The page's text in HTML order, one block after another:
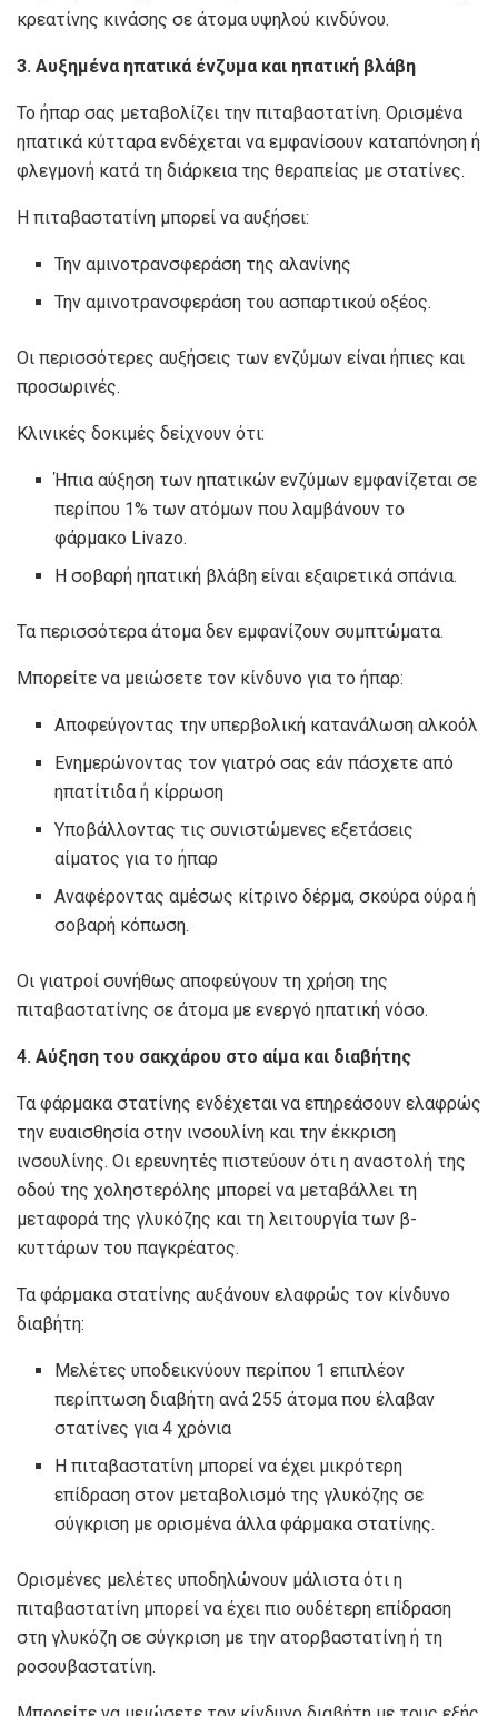
κρεατίνης κινάσης σε άτομα υψηλού κινδύνου.
3. Αυξημένα ηπατικά ένζυμα και ηπατική βλάβη
Το ήπαρ σας μεταβολίζει την πιταβαστατίνη. Ορισμένα
ηπατικά κύτταρα ενδέχεται να εμφανίσουν καταπόνηση ή
φλεγμονή κατά τη διάρκεια της θεραπείας με στατίνες.
Η πιταβαστατίνη μπορεί να αυξήσει:
Την αμινοτρανσφεράση της αλανίνης
Την αμινοτρανσφεράση του ασπαρτικού οξέος.
Οι περισσότερες αυξήσεις των ενζύμων είναι ήπιες και
προσωρινές.
Κλινικές δοκιμές δείχνουν ότι:
Ήπια αύξηση των ηπατικών ενζύμων εμφανίζεται σε
περίπου 1% των ατόμων που λαμβάνουν το
φάρμακο Livazo.
Η σοβαρή ηπατική βλάβη είναι εξαιρετικά σπάνια.
Τα περισσότερα άτομα δεν εμφανίζουν συμπτώματα.
Μπορείτε να μειώσετε τον κίνδυνο για το ήπαρ:
Αποφεύγοντας την υπερβολική κατανάλωση αλκοόλ
Ενημερώνοντας τον γιατρό σας εάν πάσχετε από
ηπατίτιδα ή κίρρωση
Υποβάλλοντας τις συνιστώμενες εξετάσεις
αίματος για το ήπαρ
Αναφέροντας αμέσως κίτρινο δέρμα, σκούρα ούρα ή
σοβαρή κόπωση.
Οι γιατροί συνήθως αποφεύγουν τη χρήση της
πιταβαστατίνης σε άτομα με ενεργό ηπατική νόσο.
4. Αύξηση του σακχάρου στο αίμα και διαβήτης
Τα φάρμακα στατίνης ενδέχεται να επηρεάσουν ελαφρώς
την ευαισθησία στην ινσουλίνη και την έκκριση
ινσουλίνης. Οι ερευνητές πιστεύουν ότι η αναστολή της
οδού της χοληστερόλης μπορεί να μεταβάλλει τη
μεταφορά της γλυκόζης και τη λειτουργία των β-
κυττάρων του παγκρέατος.
Τα φάρμακα στατίνης αυξάνουν ελαφρώς τον κίνδυνο
διαβήτη:
Μελέτες υποδεικνύουν περίπου 1 επιπλέον
περίπτωση διαβήτη ανά 255 άτομα που έλαβαν
στατίνες για 4 χρόνια
Η πιταβαστατίνη μπορεί να έχει μικρότερη
επίδραση στον μεταβολισμό της γλυκόζης σε
σύγκριση με ορισμένα άλλα φάρμακα στατίνης.
Ορισμένες μελέτες υποδηλώνουν μάλιστα ότι η
πιταβαστατίνη μπορεί να έχει πιο ουδέτερη επίδραση
στη γλυκόζη σε σύγκριση με την ατορβαστατίνη ή τη
ροσουβαστατίνη.